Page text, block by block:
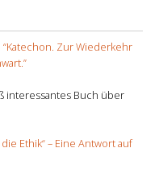
Zur Wiederkehr
interessantes Buch über
Ethik“ – Eine Antwort auf